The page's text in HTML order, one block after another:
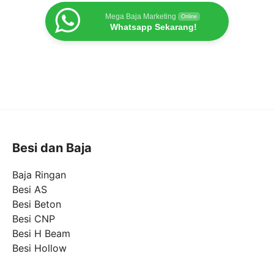
Mega Baja Marketing Online
Whatsapp Sekarang!
Besi dan Baja
Baja Ringan
Besi AS
Besi Beton
Besi CNP
Besi H Beam
Besi Hollow